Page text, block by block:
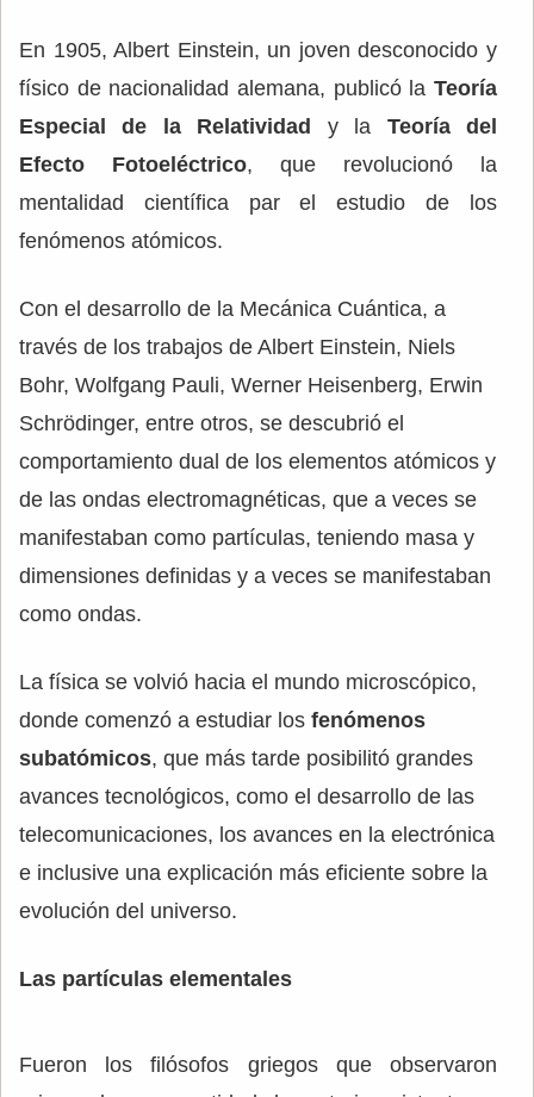
En 1905, Albert Einstein, un joven desconocido y
físico de nacionalidad alemana, publicó la Teoría
Especial de la Relatividad
y la Teoría del
Efecto Fotoeléctrico, que revolucionó la
mentalidad científica par el estudio de los
fenómenos atómicos.
Con el desarrollo de la Mecánica Cuántica, a
través de los trabajos de Albert Einstein, Niels
Bohr, Wolfgang Pauli, Werner Heisenberg, Erwin
Schrödinger, entre otros, se descubrió el
comportamiento dual de los elementos atómicos y
de las ondas electromagnéticas, que a veces se
manifestaban como partículas, teniendo masa y
dimensiones definidas y a veces se manifestaban
como ondas.
La física se volvió hacia el mundo microscópico,
donde comenzó a estudiar los fenómenos
subatómicos, que más tarde posibilitó grandes
avances tecnológicos, como el desarrollo de las
telecomunicaciones, los avances en la electrónica
e inclusive una explicación más eficiente sobre la
evolución del universo.
Las partículas elementales
Fueron los filósofos griegos que observaron